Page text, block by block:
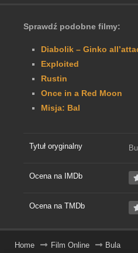
Sprawdź podobne filmy:
Diabolik – Ginko
Exploited
Rustin
Once in a Red Moon
Misja: Bal
Tytuł oryginalny
Ocena na IMDb
Ocena na TMDb
Home Film Online Bula